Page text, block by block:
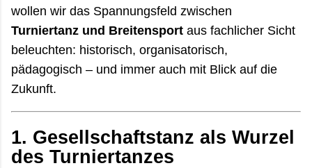
wollen wir das Spannungsfeld zwischen
Turniertanz und Breitensport aus fachlicher Sicht
beleuchten: historisch, organisatorisch,
pädagogisch – und immer auch mit Blick auf die
Zukunft.
1. Gesellschaftstanz als Wurzel
des Turniertanzes